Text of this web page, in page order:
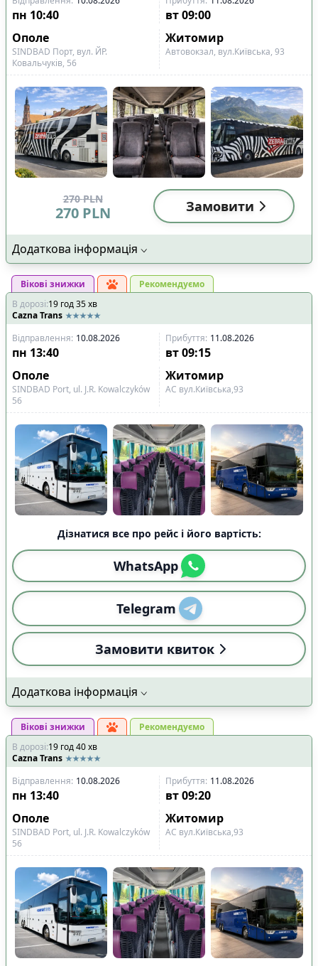
пн 10:40 вт 09:00
Ополе
Житомир
SINDBAD Порт, вул. ЙР.
Ковальчуків, 56
Автовокзал, вул.Київська, 93
270 PLN
270 PLN Замовити
Додаткова інформація
Вікові знижки
Рекомендуємо
В дорозі:19 год35хв
Cazna Trans
Відправлення: 10.08.2026 Прибуття: 11.08.2026
пн 13:40 вт 09:15
Ополе
Житомир
SINDBAD Port, ul. J.R. Kowalczyków
56
АС вул.Київська,93
Дізнатися все про рейс і його вартість:
WhatsApp
Telegram
Замовити квиток
Додаткова інформація
Вікові знижки
Рекомендуємо
В дорозі:19 год40хв
Cazna Trans
Відправлення: 10.08.2026 Прибуття: 11.08.2026
пн 13:40 вт 09:20
Ополе
Житомир
SINDBAD Port, ul. J.R. Kowalczyków
56
АС вул.Київська,93